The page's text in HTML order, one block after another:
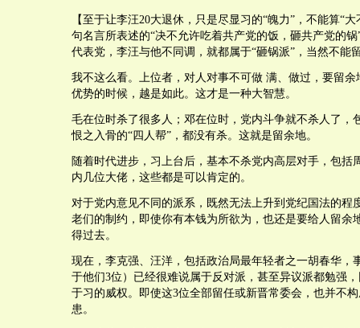
【至于让李汪20大退休，只是尽显习的“魄力”，不能算“
句名言所表述的“决不允许吃着共产党的饭，砸共产党的
代表党，李汪与他不同调，就都属于“砸锅派”，当然不能
我不这么看。上位者，对人对事不可做 满、做过，要留余
优势的时候，越是如此。这才是一种大智慧。
毛在位时杀了很多人；邓在位时，党内斗争就不杀人了，
恨之入骨的“四人帮”，都没有杀。这就是留余地。
随着时代进步，习上台后，基本不杀党内高层对手，包括
内几位大佬，这些都是可以肯定的。
对于党内意见不同的派系，既然无法上升到党纪国法的程
老们的制约，即使你有本钱为所欲为，也还是要给人留余
得过去。
现在，李克强、汪洋，包括政治局最年轻者之一胡春华，
于他们3位）已经很难说属于反对派，甚至异议派都勉强
于习的威权。即使这3位全部留任或新晋常委会，也并不
患。